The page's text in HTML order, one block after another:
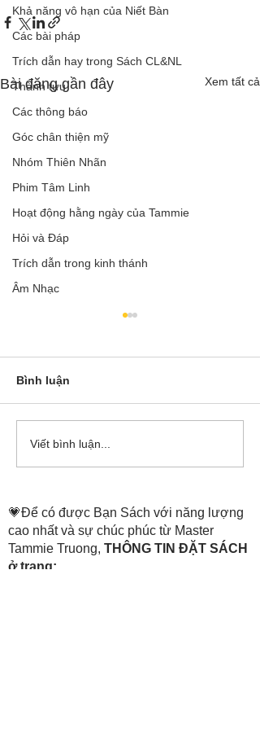
Khả năng vô hạn của Niết Bàn
Các bài pháp
Trích dẫn hay trong Sách CL&NL
Thành tựu
Các thông báo
Góc chân thiện mỹ
Nhóm Thiên Nhãn
Phim Tâm Linh
Hoạt động hằng ngày của Tammie
Hỏi và Đáp
Trích dẫn trong kinh thánh
Âm Nhạc
Bài đăng gần đây Xem tất cả
Cô Hoa Duong chia sẻ
Bình luận
Viết bình luận...
💗Để có được Bạn Sách với năng lượng
cao nhất và sự chúc phúc từ Master
Tammie Truong, THÔNG TIN ĐẶT SÁCH
ở trang: